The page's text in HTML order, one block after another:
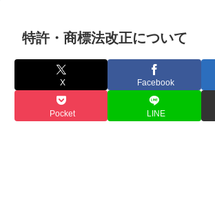
特許・商標法改正について
X Facebook
Pocket LINE